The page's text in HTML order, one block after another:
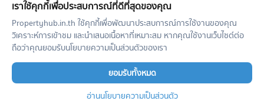
ทำเลใกล้เคียง
เราใช้คุกกี้เพื่อประสบการณ์ที่ดีที่สุดของคุณ
Propertyhub.in.th ใช้คุกกี้เพื่อพัฒนาประสบการณ์การใช้งานของคุณ
วิเคราะห์การเข้าชม และนำเสนอเนื้อหาที่เหมาะสม หากคุณใช้งานเว็บไซต์ต่อ
ถือว่าคุณยอมรับนโยบายความเป็นส่วนตัวของเรา
ยอมรับทั้งหมด
อ่านนโยบายความเป็นส่วนตัว